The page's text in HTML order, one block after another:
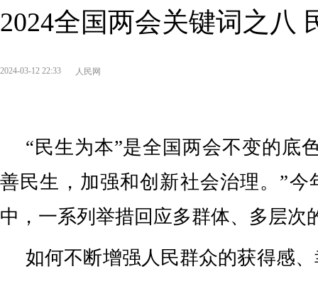
2024全国两会关键词之八
2024-03-12 22:33 人民网
“民生为本”是全国两会不变的底
善民生，加强和创新社会治理。”今
中，一系列举措回应多群体、多层次
如何不断增强人民群众的获得感